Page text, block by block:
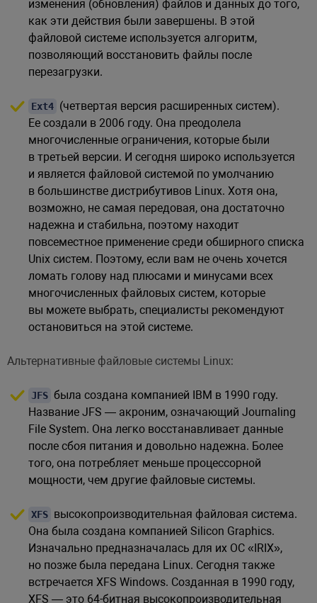
изменения (обновления) файлов и данных до того,
как эти действия были завершены. В этой
файловой системе используется алгоритм,
позволяющий восстановить файлы после
перезагрузки.
Ext4 (четвертая версия расширенных систем).
Ее создали в 2006 году. Она преодолела
многочисленные ограничения, которые были
в третьей версии. И сегодня широко используется
и является файловой системой по умолчанию
в большинстве дистрибутивов Linux. Хотя она,
возможно, не самая передовая, она достаточно
надежна и стабильна, поэтому находит
повсеместное применение среди обширного списка
Unix систем. Поэтому, если вам не очень хочется
ломать голову над плюсами и минусами всех
многочисленных файловых систем, которые
вы можете выбрать, специалисты рекомендуют
остановиться на этой системе.
Альтернативные файловые системы Linux:
JFS была создана компанией IBM в 1990 году.
Название JFS — акроним, означающий Journaling
File System. Она легко восстанавливает данные
после сбоя питания и довольно надежна. Более
того, она потребляет меньше процессорной
мощности, чем другие файловые системы.
XFS высокопроизводительная файловая система.
Она была создана компанией Silicon Graphics.
Изначально предназначалась для их ОС «IRIX»,
но позже была передана Linux. Сегодня также
встречается XFS Windows. Созданная в 1990 году,
XFS — это 64-битная высокопроизводительная